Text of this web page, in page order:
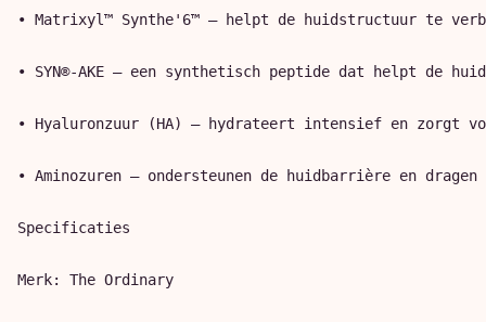
• Matrixyl™ Synthe'6™ – helpt de huidstructuur te
• SYN®-AKE – een synthetisch peptide dat helpt de
• Hyaluronzuur (HA) – hydrateert intensief en zorgt
• Aminozuren – ondersteunen de huidbarrière en
Specificaties
Merk: The Ordinary